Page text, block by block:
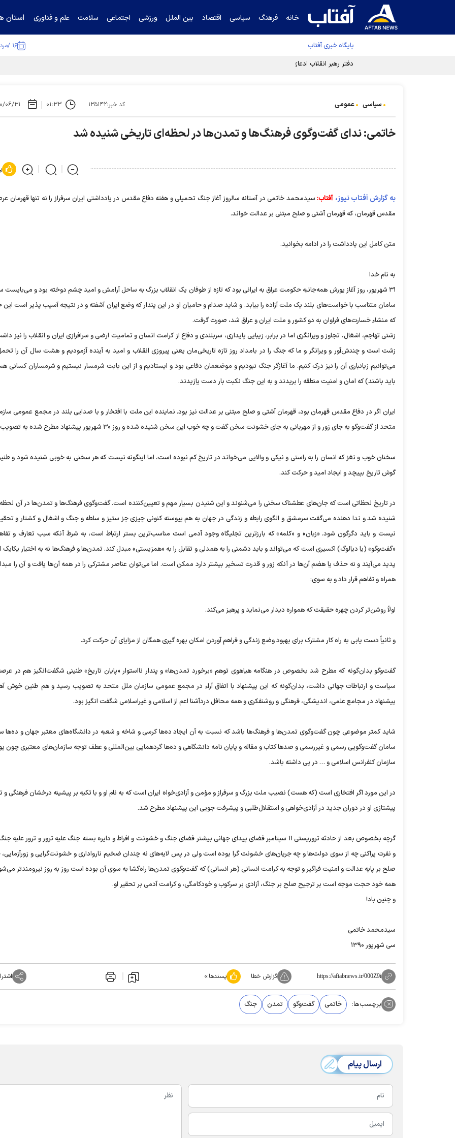
خانه فرهنگ سیاسی اقتصاد بین الملل ورزشی اجتماعی سلامت علم و فناوری استان
پایگاه خبری آفتاب ۱۶ /مرداد /۱۴۰۵
دفتر رهبر انقلاب ادعای خرازی درباره پزشکیان را تکذیب کرد
سیاسی عمومی کد خبر:۱۳۵۱۴۲ ۰۱:۳۳ ۱۳۹۰/
خاتمی: ندای گفت‌و‌گوی فرهنگ‌ها و تمدن‌ها در لحظه‌ای تاریخی شنیده شد
به گزارش آفتاب نیوز، آفتاب: سیدمحمد خاتمی در آستانه سالروز آغاز جنگ تحمیلی و هفته دفاع مقدس در یادداشتی ایران سرفراز را نه تنها قهرمان
مقدس قهرمان، که قهرمان آشتی و صلح مبتنی بر عدالت خواند.
متن کامل این یادداشت را در ادامه بخوانید.
به نام خدا
۳۱ شهریور، روز آغاز یورش همه‌جانبه حکومت عراق به ایرانی بود که تازه از طوفان یک انقلاب بزرگ به ساحل آرامش و امید چشم دوخته بود و می‌بایست
سامان متناسب با خواست‌های بلند یک ملت آزاده را بیابد. و شاید صدام و حامیان او در این پندار که وضع ایران آشفته و در نتیجه آسیب پذیر است این
که منشاء خسارت‌های فراوان به دو کشور و ملت ایران و عراق شد، صورت گرفت.
زشتی تهاجم، اشغال، تجاوز و ویرانگری اما در برابر، زیبایی پایداری، سربلندی و دفاع از کرامت انسان و تمامیت ارضی و سرافرازی ایران و انقلاب را نیز
زشت است و چندش‌آور و ویرانگر و ما که جنگ را در بامداد روز تازه تاریخی‌مان یعنی پیروزی انقلاب و امید به آینده آزمودیم و هشت سال آن را
می‌توانیم زیانباری آن را نیز درک کنیم. ما آغازگر جنگ نبودیم و موضعمان دفاعی بود و ایستادیم و از این بابت شرمسار نیستیم و شرمساران کسانی
باید باشند) که امان و امنیت منطقه را بریدند و به این جنگ نکبت بار دست یازیدند.
ایران اگر در دفاع مقدس قهرمان بود، قهرمان آشتی و صلح مبتنی بر عدالت نیز بود. نماینده این ملت با افتخار و با صدایی بلند در مجمع عمومی
متحد از گفت‌و‌گو به جای زور و از مهربانی به جای خشونت سخن گفت و چه خوب این سخن شنیده شده و روز ۳۰ شهریور پیشنهاد مطرح شده به تصویب رسید.
سخنان خوب و نغز که انسان را به راستی و نیکی و والایی می‌خواند در تاریخ کم نبوده است،‌ اما اینگونه نیست که هر سخنی به خوبی شنیده شود و
گوش تاریخ بپیچد و ایجاد امید و حرکت کند.
در تاریخ لحظاتی است که جان‌های عطشناک سخنی را می‌شنوند و این شنیدن بسیار مهم و تعیین‌کننده است. گفت‌و‌گوی فرهنگ‌ها و تمدن‌ها در آن
شنیده شد و ندا دهنده می‌گفت سرمشق و الگوی رابطه و زندگی در جهان به هم پیوسته کنونی چیزی جز ستیز و سلطه و جنگ و اشغال و کشتار و
نیست و باید دگرگون شود. «زبان» و «کلمه» که بارز‌ترین تجلیگاه وجود آدمی است مناسب‌ترین بستر ارتباط است، به شرط آنکه سبب تعارف و
«گفت‌و‌گو» (یا دیالوگ) اکسیری است که می‌تواند و باید دشمنی را به همدلی و تقابل را به «همزیستی» مبدل کند. تمدن‌ها و فرهنگ‌ها نه به اختیار یکایک
پدید می‌آیند و نه حذف یا هضم آن‌ها در آنکه زور و قدرت تسخیر بیشتر دارد ممکن است. اما می‌توان عناصر مشترکی را در همه آن‌ها یافت و آن را
همراه و تفاهم قرار داد و به سوی:
اولاً روشن‌تر کردن چهره حقیقت که همواره دیدار می‌نماید و پرهیز می‌کند.
و ثانیاً دست یابی به راه کار مشترک برای بهبود وضع زندگی و فراهم آوردن امکان بهره گیری همگان از مزایای آن حرکت کرد.
گفت‌و‌گو بدان‌گونه که مطرح شد بخصوص در هنگامه هیاهوی توهم «برخورد تمدن‌ها» و پندار نا‌استوار «پایان تاریخ» طنینی شگفت‌انگیز هم در
سیاست و ارتباطات جهانی داشت، بدان‌گونه که این پیشنهاد با اتفاق آراء در مجمع عمومی سازمان ملل متحد به تصویب رسید و هم طنین خوش
پیشنهاد در مجامع علمی، اندیشگی، فرهنگی و روشنفکری و همه محافل دردآشنا اعم از اسلامی و غیراسلامی شگفت انگیز بود.
شاید کمتر موضوعی چون گفت‌و‌گوی تمدن‌ها و فرهنگ‌ها باشد که نسبت به آن ایجاد ده‌ها کرسی و شاخه و شعبه در دانشگاه‌های معتبر جهان و ده‌ها
سامان گفت‌و‌گویی رسمی و غیررسمی و صد‌ها کتاب و مقاله و پایان نامه دانشگاهی و ده‌ها گردهمایی بین‌المللی و عطف توجه سازمان‌های معتبری چون
سازمان کنفرانس اسلامی و … در پی داشته باشد.
در این مورد اگر افتخاری است (که هست) نصیب ملت بزرگ و سرفراز و مؤمن و آزادی‌خواه ایران است که به نام او و با تکیه بر پیشینه درخشان فرهنگی و
پیشتازی او در دوران جدید در آزادی‌خواهی و استقلال‌طلبی و پیشرفت جویی این پیشنهاد مطرح شد.
گرچه بخصوص بعد از حادثه تروریستی ۱۱ سپتامبر فضای پیدای جهانی بیشتر فضای جنگ و خشونت و افراط و دایره بسته جنگ علیه ترور و ترور علیه
و نفرت پراکنی چه از سوی دولت‌ها و چه جریان‌های خشونت گرا بوده است ولی در پس لایه‌های نه چندان ضخیم نارواداری و خشونت‌گرایی و
صلح بر پایه عدالت و امنیت فراگیر و توجه به کرامت انسانی (هر انسانی) که گفت‌و‌گوی تمدن‌ها راه‌گشا به سوی آن بوده است روز به روز نیرومند‌تر
همه خود حجت موجه است بر ترجیح صلح بر جنگ، آزادی بر سرکوب و خودکامگی، و کرامت آدمی بر تحقیر او.
و چنین باد!
سیدمحمد خاتمی
سی شهریور ۱۳۹۰
https://aftabnews.ir/000Z9i گزارش خطا پسندها:۰
برچسب‌ها: خاتمی گفت‌و‌گو تمدن جنگ
ارسال پیام